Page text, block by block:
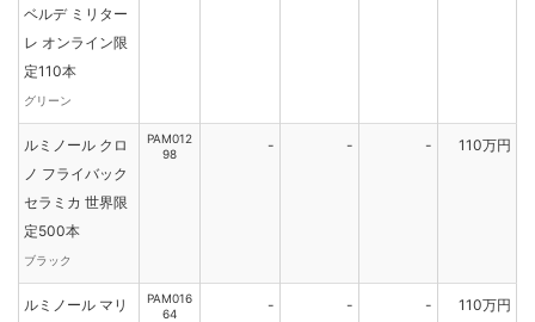
ベルデ ミリター
レ オンライン限
定110本
グリーン
ルミノール クロ
ノ フライバック
セラミカ 世界限
定500本
ブラック
PAM012
98
- - - 110万円
ルミノール マリ
PAM016
64
- - - 110万円